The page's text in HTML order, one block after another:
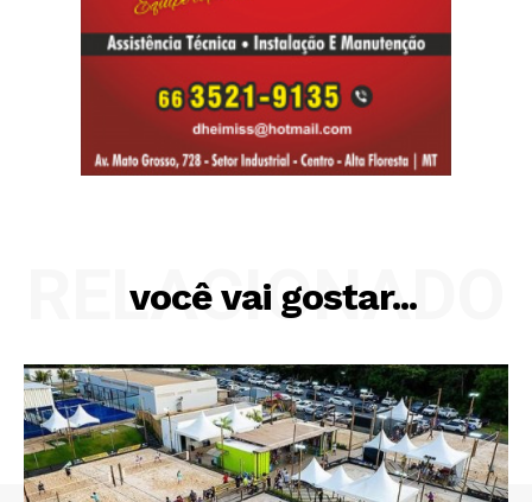
você vai gostar...
RELACIONADO